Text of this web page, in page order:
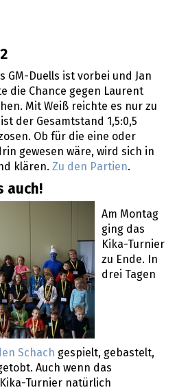
GM-Duells ist vorbei und Jan
die Chance gegen Laurent
Mit Weiß reichte es nur zu
der Gesamtstand 1,5:0,5
Ob für die eine oder
gewesen wäre, wird sich in
klären. Zu den Partien.
auch!
Am Montag
ging das
Kika-Turnier
zu Ende. In
drei Tagen
Schach gespielt, gebastelt,
Auch wenn das
Turnier natürlich